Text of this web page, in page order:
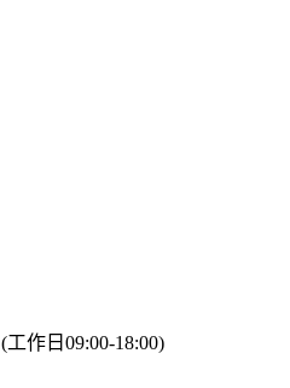
(工作日09:00-18:00)